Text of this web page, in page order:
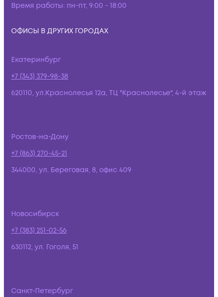
Время работы: пн-пт, 9:00 - 18:00
ОФИСЫ В ДРУГИХ ГОРОДАХ
Екатеринбург
+7 (343) 379-98-38
620110, ул.Краснолесья 12а, ТЦ "Краснолесье", 4-й этаж
Ростов-на-Дону
+7 (863) 270-45-21
344000, ул. Береговая, 8, офис 409
Новосибирск
+7 (383) 251-02-56
630112, ул. Гоголя, 51
Санкт-Петербург